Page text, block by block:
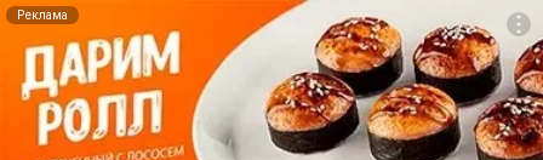
Реклама